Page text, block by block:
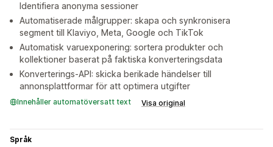
Identifiera anonyma sessioner
Automatiserade målgrupper: skapa och synkronisera
segment till Klaviyo, Meta, Google och TikTok
Automatisk varuexponering: sortera produkter och
kollektioner baserat på faktiska konverteringsdata
Konverterings-API: skicka berikade händelser till
annonsplattformar för att optimera utgifter
Innehåller automatöversatt text Visa original
Språk